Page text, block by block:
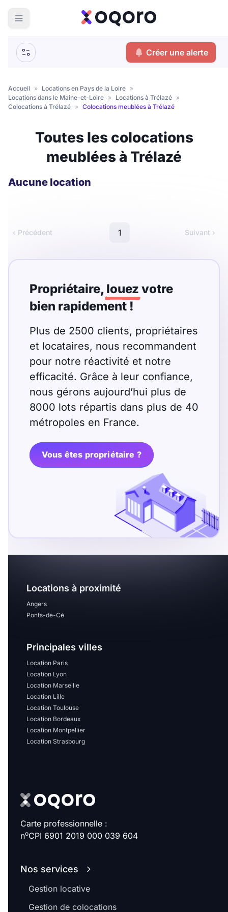
Votre
Que recherchez-vous ?
Coliving
Meublé
Montant du loyer
€
€
Nombre de pièces
Studio T1 T1 bis
T3 T4 T5
T7 T8 T9
T13 T14 T15
m2
m2
Nombre de chambres
disponibles
Espaces additionnels
Sélectionner...
Équipements des parties
communes
Promotions
Mettre en avant les
promotions sur honoraires
recherche
Créer une alerte
Accueil » Locations en Pays de la Loire »
Locations dans le Maine-et-Loire » Locations à Trélazé »
Colocations à Trélazé » Colocations meublées à Trélazé
Toutes les colocations
meublées à Trélazé
Aucune location
‹ Précédent 1 Suivant ›
Propriétaire, louez votre
bien rapidement !
Plus de 2500 clients, propriétaires
et locataires, nous recommandent
pour notre réactivité et notre
efficacité. Grâce à leur confiance,
nous gérons aujourd’hui plus de
8000 lots répartis dans plus de 40
métropoles en France.
Vous êtes propriétaire ?
Locations à proximité
Angers
Ponts-de-Cé
Principales villes
Location Paris
Location Lyon
Location Marseille
Location Lille
Location Toulouse
Location Bordeaux
Location Montpellier
Location Strasbourg
Carte professionnelle :
noCPI 6901 2019 000 039 604
Nos services
Gestion locative
Gestion de colocations